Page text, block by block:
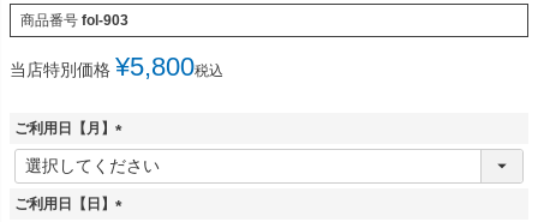
商品番号 fol-903
当店特別価格 ¥5,800税込
ご利用日【月】
(
必
須
ご利用日【日】